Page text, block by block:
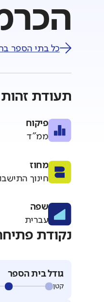
כל בתי הספר ב
תעודת זהות
פיקוח
ממ"ד
מחוז
חינוך
שפה
עברית
נקודת
גודל בית הספר
קטן